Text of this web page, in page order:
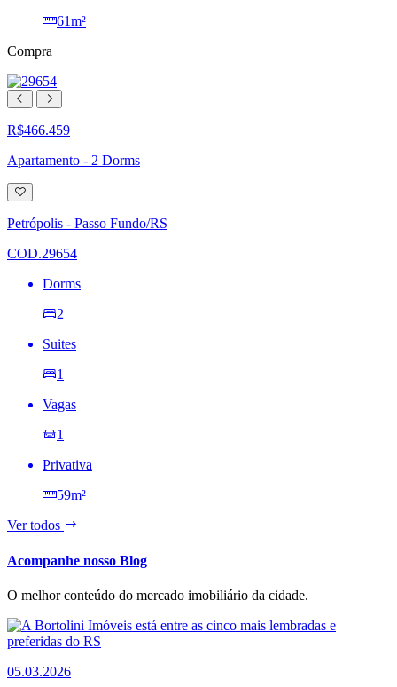
61m²
Compra
R$466.459
Apartamento - 2 Dorms
Adicionar
à
lista
de
Petrópolis - Passo Fundo/RS
COD.29654
Dorms
2
Suites
1
Vagas
1
Privativa
59m²
Ver todos
Acompanhe nosso Blog
O melhor conteúdo do mercado imobiliário da cidade.
05.03.2026